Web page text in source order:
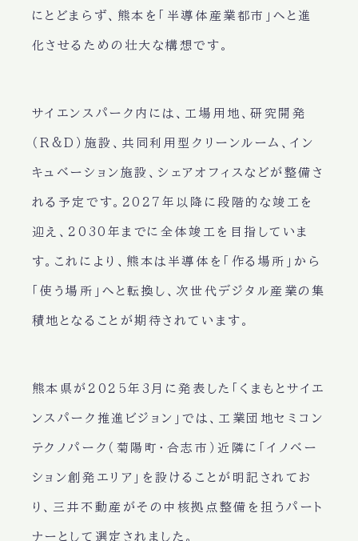
にとどまらず、熊本を「半導体産業都市」へと進
化させるための壮大な構想です。
サイエンスパーク内には、工場用地、研究開発
（R&D）施設、共同利用型クリーンルーム、イン
キュベーション施設、シェアオフィスなどが整備さ
れる予定です。2027年以降に段階的な竣工を
迎え、2030年までに全体竣工を目指していま
す。これにより、熊本は半導体を「作る場所」から
「使う場所」へと転換し、次世代デジタル産業の集
積地となることが期待されています。
熊本県が2025年3月に発表した「くまもとサイエ
ンスパーク推進ビジョン」では、工業団地セミコン
テクノパーク（菊陽町・合志市）近隣に「イノベー
ション創発エリア」を設けることが明記されてお
り、三井不動産がその中核拠点整備を担うパート
ナーとして選定されました。